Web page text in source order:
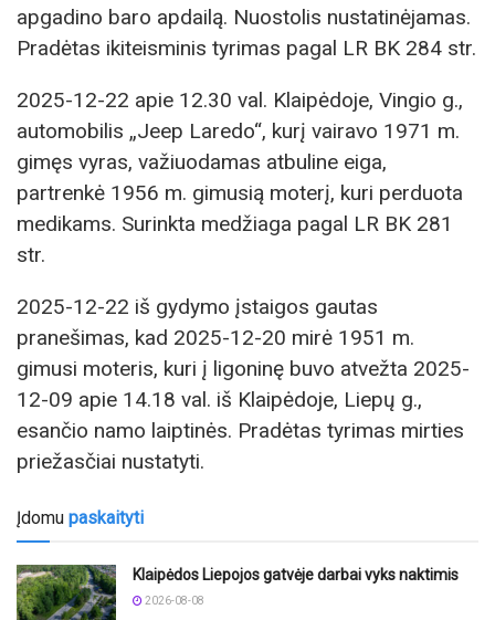
apgadino baro apdailą. Nuostolis nustatinėjamas.
Pradėtas ikiteisminis tyrimas pagal LR BK 284 str.
2025-12-22 apie 12.30 val. Klaipėdoje, Vingio g.,
automobilis „Jeep Laredo“, kurį vairavo 1971 m.
gimęs vyras, važiuodamas atbuline eiga,
partrenkė 1956 m. gimusią moterį, kuri perduota
medikams. Surinkta medžiaga pagal LR BK 281
str.
2025-12-22 iš gydymo įstaigos gautas
pranešimas, kad 2025-12-20 mirė 1951 m.
gimusi moteris, kuri į ligoninę buvo atvežta 2025-
12-09 apie 14.18 val. iš Klaipėdoje, Liepų g.,
esančio namo laiptinės. Pradėtas tyrimas mirties
priežasčiai nustatyti.
Įdomu paskaityti
Klaipėdos Liepojos gatvėje darbai vyks naktimis
2026-08-08